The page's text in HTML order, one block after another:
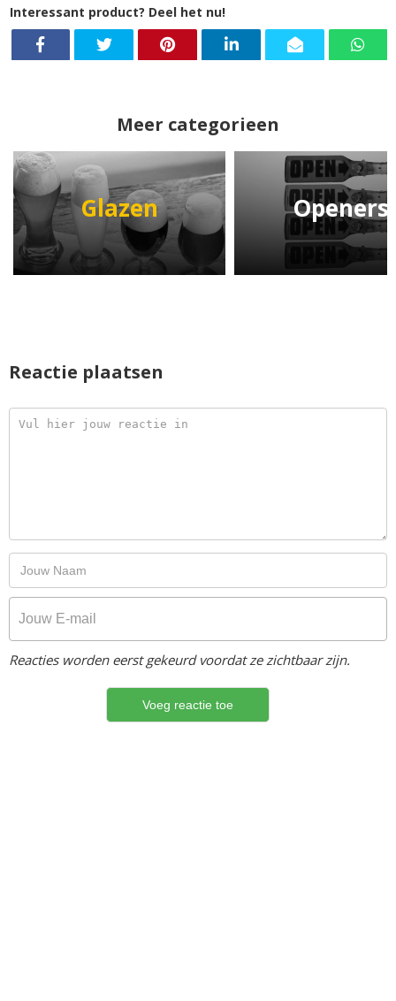
Interessant product? Deel het nu!
Meer categorieen
Glazen Openers
Reactie plaatsen
Reacties worden eerst gekeurd voordat ze zichtbaar zijn.